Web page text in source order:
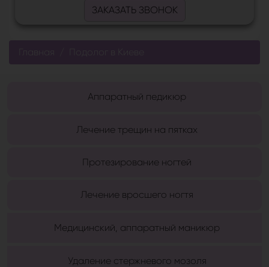
ЗАКАЗАТЬ ЗВОНОК
Главная
Аппаратный педикюр
Лечение трещин на пятках
Протезирование ногтей
Лечение вросшего ногтя
Медицинский, аппаратный маникюр
Удаление стержневого мозоля